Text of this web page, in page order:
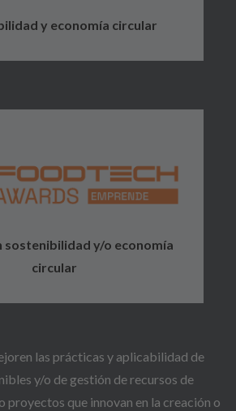
y economía circular
sostenibilidad y/o economía
circular
las prácticas y aplicabilidad de
y/o de gestión de recursos de
proyectos que innovan en la creación o